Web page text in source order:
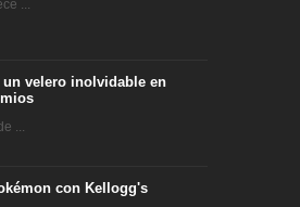
...
un velero inolvidable en
...
con Kellogg's